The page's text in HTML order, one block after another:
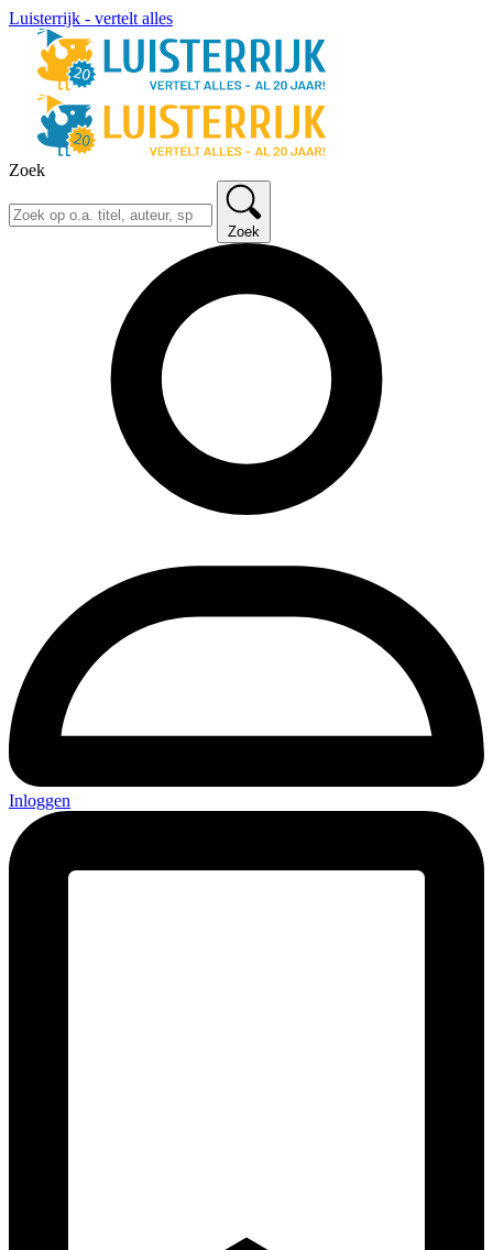
Luisterrijk - vertelt alles
Zoek
Zoek
Inloggen